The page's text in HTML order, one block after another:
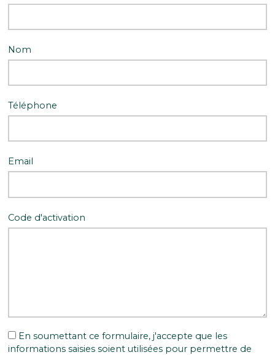
Nom
Téléphone
Email
Code d'activation
En soumettant ce formulaire, j'accepte que les
informations saisies soient utilisées pour permettre de